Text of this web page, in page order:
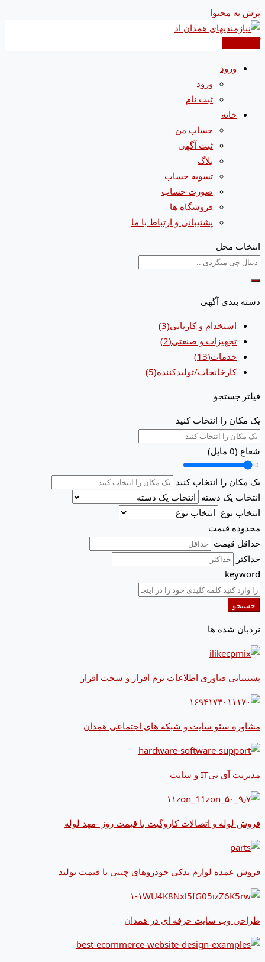
پرش به محتوا
ورود
ورود
ثبت نام
خانه
حساب من
ثبت آگهی
بلاگ
تسویه حساب
صورت حساب
فروشگاه ها
پشتیبانی و ارتباط با ما
انتخاب محل
دسته بندی آگهی
استخدام و کاریابی(3)
تجهیزات و صنعتی(2)
خدمات(13)
کارخانجات/تولیدکننده(5)
فیلتر جستجو
یک مکان را انتخاب کنید
شعاع (0 مایل)
یک مکان را انتخاب کنید
انتخاب یک دسته
انتخاب نوع
محدوده قیمت
حداقل قیمت
حداکثر
keyword
جستجو
نردبان شده ها
پشتیبانی فناوری اطلاعات نرم افزار و سخت افزار
مشاوره سئو سایت و شبکه های اجتماعی همدان
مدیریت آی تیIT و سایت
فروش لوله و اتصالات کاروگیت با قیمت روز -مهد لوله
فروش عمده لوازم یدکی خودروهای چینی با قیمت تولید
طراحی وب سایت حرفه ای در همدان